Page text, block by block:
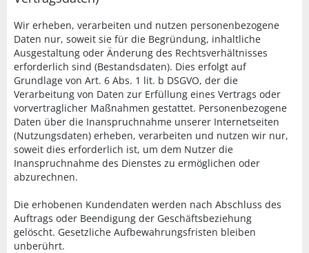
Wir erheben, verarbeiten und nutzen personenbezogene
Daten nur, soweit sie für die Begründung, inhaltliche
Ausgestaltung oder Änderung des Rechtsverhältnisses
erforderlich sind (Bestandsdaten). Dies erfolgt auf
Grundlage von Art. 6 Abs. 1 lit. b DSGVO, der die
Verarbeitung von Daten zur Erfüllung eines Vertrags oder
vorvertraglicher Maßnahmen gestattet. Personenbezogene
Daten über die Inanspruchnahme unserer Internetseiten
(Nutzungsdaten) erheben, verarbeiten und nutzen wir nur,
soweit dies erforderlich ist, um dem Nutzer die
Inanspruchnahme des Dienstes zu ermöglichen oder
abzurechnen.
Die erhobenen Kundendaten werden nach Abschluss des
Auftrags oder Beendigung der Geschäftsbeziehung
gelöscht. Gesetzliche Aufbewahrungsfristen bleiben
unberührt.